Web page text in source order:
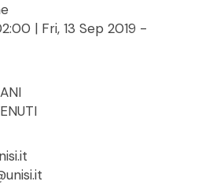
| Fri, 13 Sep 2019 -